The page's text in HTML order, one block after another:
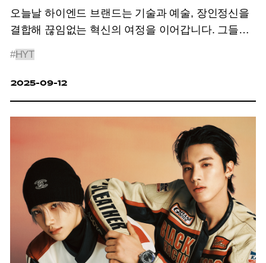
오늘날 하이엔드 브랜드는 기술과 예술, 장인정신을
결합해 끊임없는 혁신의 여정을 이어갑니다. 그들이
빚어낸 절정의 기술과 미학은 단순한 물건의 경지를
넘어 일상 속 새로운 감각과 영감을 선사합니다.
2025년 9월 <맨 노블레스>가 주목한, 정점에 선
#HYT
2025-09-12